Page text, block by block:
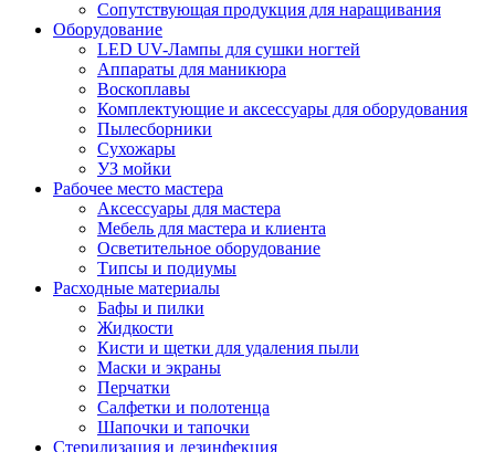
Сопутствующая продукция для наращивания
Оборудование
LED UV-Лампы для сушки ногтей
Аппараты для маникюра
Воскоплавы
Комплектующие и аксессуары для оборудования
Пылесборники
Сухожары
УЗ мойки
Рабочее место мастера
Аксессуары для мастера
Мебель для мастера и клиента
Осветительное оборудование
Типсы и подиумы
Расходные материалы
Бафы и пилки
Жидкости
Кисти и щетки для удаления пыли
Маски и экраны
Перчатки
Салфетки и полотенца
Шапочки и тапочки
Стерилизация и дезинфекция